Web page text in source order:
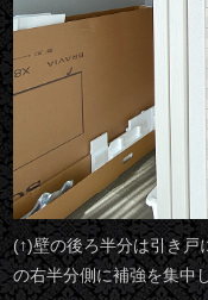
(↑)壁の後ろ半分は引き戸
の右半分側に補強を集中